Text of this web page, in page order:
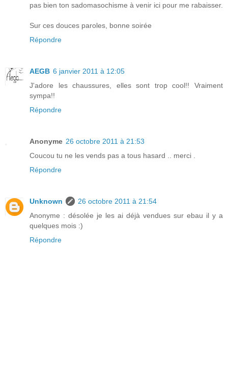
pas bien ton sadomasochisme à venir ici pour me rabaisser.
Sur ces douces paroles, bonne soirée
Répondre
AEGB 6 janvier 2011 à 12:05
J'adore les chaussures, elles sont trop cool!! Vraiment
sympa!!
Répondre
Anonyme 26 octobre 2011 à 21:53
Coucou tu ne les vends pas a tous hasard .. merci .
Répondre
Unknown
26 octobre 2011 à 21:54
Anonyme : désolée je les ai déjà vendues sur ebau il y a
quelques mois :)
Répondre